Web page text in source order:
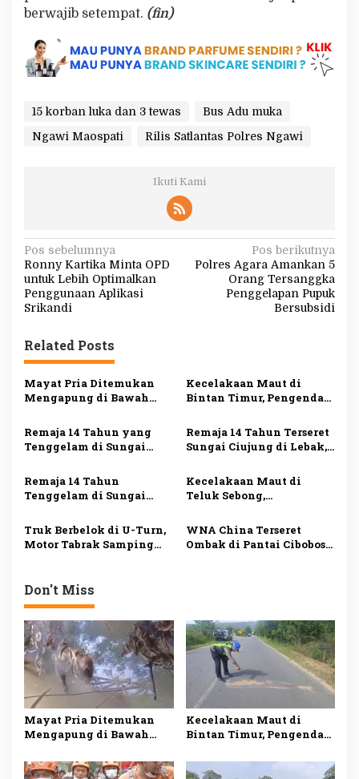
berwajib setempat. (fin)
15 korban luka dan 3 tewas
Bus Adu muka
Ngawi Maospati
Rilis Satlantas Polres Ngawi
Ikuti Kami
N
a
v
i
g
a
s
i
p
o
s
Pos sebelumnya
Ronny Kartika Minta OPD
untuk Lebih Optimalkan
Penggunaan Aplikasi
Srikandi
Pos berikutnya
Polres Agara Amankan 5
Orang Tersanggka
Penggelapan Pupuk
Bersubsidi
Related Posts
Mayat Pria Ditemukan
Mengapung di Bawah
Polisi Lakukan
Penyelidikan
Kecelakaan Maut di
Bintan Timur, Pengendara
Usai Tabrakan dengan
Honda Vario
Remaja 14 Tahun yang
Tenggelam di Sungai
Meninggal Setelah Tiga
Hari Pencarian
Remaja 14 Tahun Terseret
Sungai Ciujung di Lebak,
Belum Membuahkan
Hasil
Remaja 14 Tahun
Tenggelam di Sungai
Lakukan Pencarian
Kecelakaan Maut di
Teluk Sebong,
Meninggal Dunia
Truk Berbelok di U-Turn,
Motor Tabrak Samping
WNA China Terseret
Ombak di Pantai Cibobos
Don't Miss
Mayat Pria Ditemukan
Mengapung di Bawah
Polisi Lakukan
Kecelakaan Maut di
Bintan Timur, Pengendara
Usai Tabrakan dengan